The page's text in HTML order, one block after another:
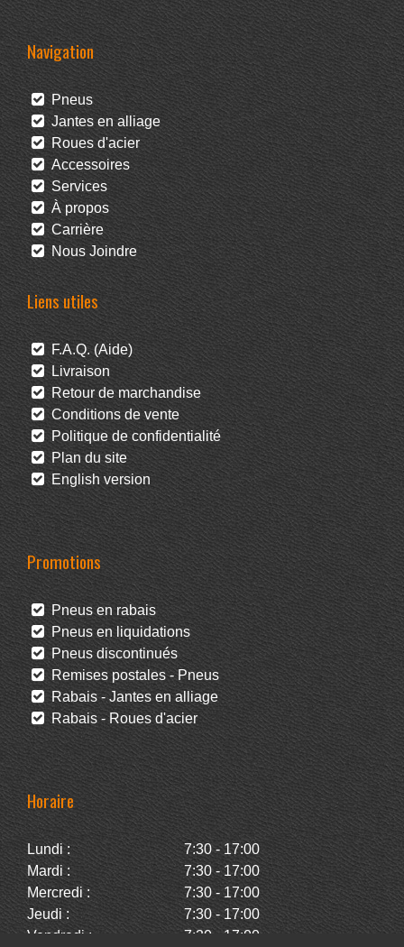
Navigation
Pneus
Jantes en alliage
Roues d'acier
Accessoires
Services
À propos
Carrière
Nous Joindre
Liens utiles
F.A.Q. (Aide)
Livraison
Retour de marchandise
Conditions de vente
Politique de confidentialité
Plan du site
English version
Promotions
Pneus en rabais
Pneus en liquidations
Pneus discontinués
Remises postales - Pneus
Rabais - Jantes en alliage
Rabais - Roues d'acier
Horaire
Lundi :
7:30 - 17:00
Mardi :
7:30 - 17:00
Mercredi :
7:30 - 17:00
Jeudi :
7:30 - 17:00
Vendredi :
7:30 - 17:00